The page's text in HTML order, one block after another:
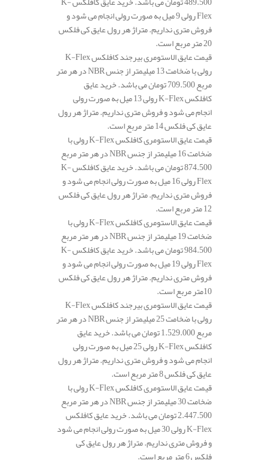
Flex رولی 9 میل به صورت رولی انجام می شود و
فروش متری نداریم. متراژ هر رول عایق کی فلکس
20 متر مربع است.
قیمت عایق الاستومری بیرجند کافلکس K-Flex
رولی با ضخامت 13 میلیمتر از جنس NBR در هر متر
مربع 709.500 تومان می باشد. خرید عایق
کافلکس K-Flex رولی 13 میل به صورت رولی
انجام می شود و فروش متری نداریم. متراژ هر رول
عایق کی فلکس 14 متر مربع است.
قیمت عایق الاستومری کافلکس K-Flex رولی با
ضخامت 16 میلیمتر از جنس NBR در هر متر مربع
874.500 تومان می باشد. خرید عایق کافلکس K-
Flex رولی 16 میل به صورت رولی انجام می شود و
فروش متری نداریم. متراژ هر رول عایق کی فلکس
12 متر مربع است.
قیمت عایق الاستومری کافلکس K-Flex رولی با
ضخامت 19 میلیمتر از جنس NBR در هر متر مربع
984.500 تومان می باشد. خرید عایق کافلکس K-
Flex رولی 19 میل به صورت رولی انجام می شود و
فروش متری نداریم. متراژ هر رول عایق کی فلکس
10متر مربع است.
قیمت عایق الاستومری بیرجند کافلکس K-Flex
رولی با ضخامت 25 میلیمتر از جنس NBR در هر متر
مربع 1.529.000 تومان می باشد. خرید عایق
کافلکس K-Flex رولی 25 میل به صورت رولی
انجام می شود و فروش متری نداریم. متراژ هر رول
عایق کی فلکس 8 متر مربع است.
قیمت عایق الاستومری کافلکس K-Flex رولی با
ضخامت 30 میلیمتر از جنس NBR در هر متر مربع
2.447.500 تومان می باشد. خرید عایق کافلکس
K-Flex رولی 30 میل به صورت رولی انجام می شود
و فروش متری نداریم. متراژ هر رول عایق کی
فلکس 6 متر مربع است.